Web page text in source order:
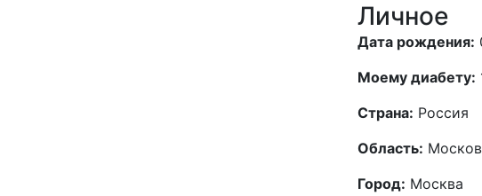
Личное
Дата рождения:
Моему диабету:
Страна: Россия
Область:
Город: Москва